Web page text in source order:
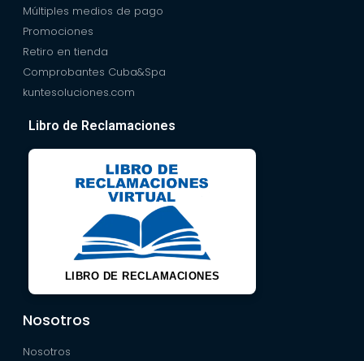
Múltiples medios de pago
Promociones
Retiro en tienda
Comprobantes Cuba&Spa
kuntesoluciones.com
Libro de Reclamaciones
LIBRO DE RECLAMACIONES
Nosotros
Nosotros